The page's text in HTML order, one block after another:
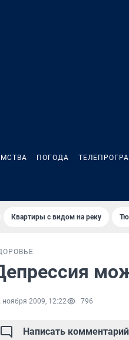
ПОГОДА
Квартиры с видом на реку
ноября 2009, 12:22 796
Написать комментарий